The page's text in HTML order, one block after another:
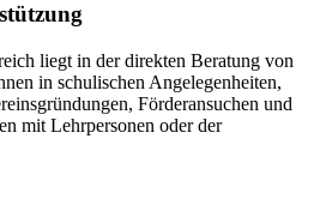
liegt in der direkten Beratung von
in schulischen Angelegenheiten,
Förderansuchen und
mit Lehrpersonen oder der